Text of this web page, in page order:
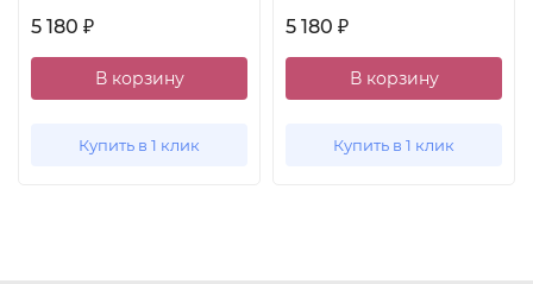
5 180 ₽
В корзину
Купить в 1 клик
5 180 ₽
В корзину
Купить в 1 клик